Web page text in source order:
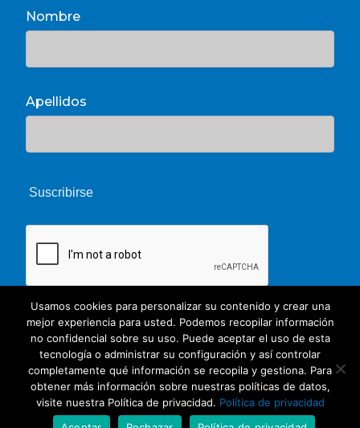
Nombre
Apellidos
© 2026 Unate. CC Creative Commons
facebook
youtubewhatsapp
phoneemail
Usamos cookies para personalizar su contenido y crear una
mejor experiencia para usted. Podemos recopilar información
no confidencial sobre su uso. Puede aceptar el uso de esta
tecnología o administrar su configuración y así controlar
completamente qué información se recopila y gestiona. Para
obtener más información sobre nuestras políticas de datos,
visite nuestra Política de privacidad. Política de privacidad